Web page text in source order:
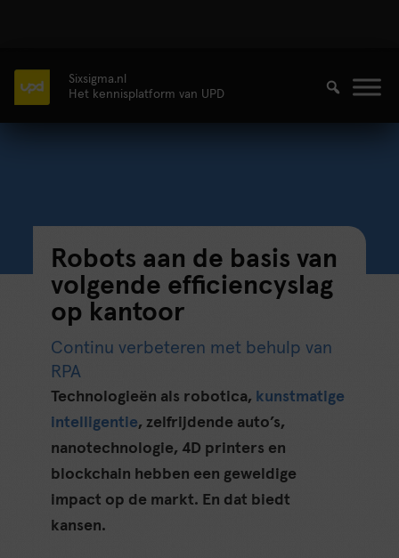
Sixsigma.nl
Het kennisplatform van UPD
Robots aan de basis van
volgende efficiencyslag
op kantoor
Continu verbeteren met behulp van
RPA
Technologieën als robotica, kunstmatige
intelligentie, zelfrijdende auto’s,
nanotechnologie, 4D printers en
blockchain hebben een geweldige
impact op de markt. En dat biedt
kansen.